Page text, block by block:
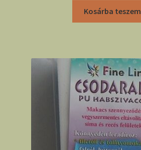
Kosárba teszem